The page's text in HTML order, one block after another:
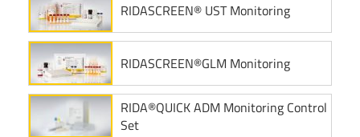
RIDASCREEN® UST Monitoring
RIDASCREEN®GLM Monitoring
RIDA®QUICK ADM Monitoring Control
Set